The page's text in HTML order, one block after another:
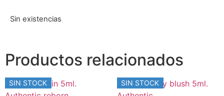
Sin existencias
Productos relacionados
SIN STOCK SIN STOCK